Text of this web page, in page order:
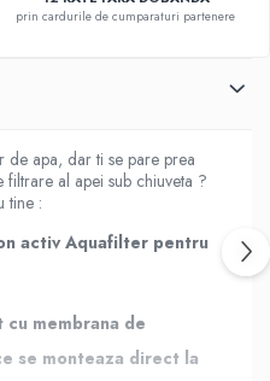
prin cardurile de cumparaturi partenere
de apa, dar ti se pare prea
filtrare al apei sub chiuveta ?
tine :
activ Aquafilter pentru
membrana de
se monteaza direct la